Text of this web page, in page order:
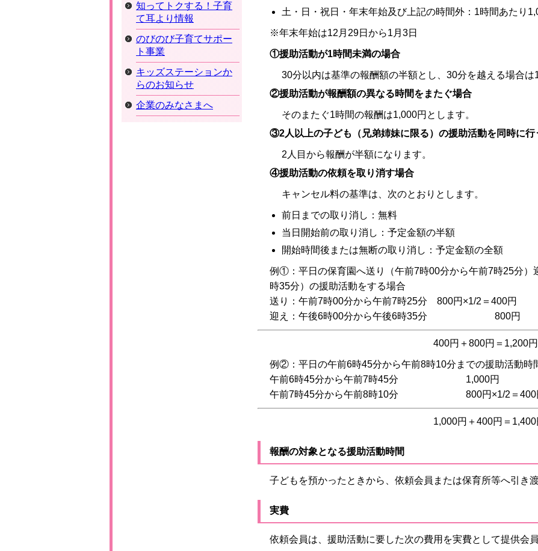
土・日・祝日・年末年始及び上記の時間外：1時間あたり
※年末年始は12月29日から1月3日
①援助活動が1時間未満の場合
30分以内は基準の報酬額の半額とし、30分を越える場合は
②援助活動が報酬額の異なる時間をまたぐ場合
そのまたぐ1時間の報酬は1,000円とします。
③2人以上の子ども（兄弟姉妹に限る）の援助活動を同時に行
2人目から報酬が半額になります。
④援助活動の依頼を取り消す場合
キャンセル料の基準は、次のとおりとします。
前日までの取り消し：無料
当日開始前の取り消し：予定金額の半額
開始時間後または無断の取り消し：予定金額の全額
例①：平日の保育園へ送り（午前7時00分から午前7時25分）
時35分）の援助活動をする場合
送り：午前7時00分から午前7時25分 800円×1/2＝400円
迎え：午後6時00分から午後6時35分 800円
400円＋800円＝1,200円
例②：平日の午前6時45分から午前8時10分までの援助活動時
午前6時45分から午前7時45分 1,000円
午前7時45分から午前8時10分 800円×1/2＝400
1,000円＋400円＝1,400
報酬の対象となる援助活動時間
子どもを預かったときから、依頼会員または保育所等へ引き
実費
依頼会員は、援助活動に要した次の費用を実費として提供会
知ってトクする！子育
て耳より情報
のびのび子育てサポー
ト事業
キッズステーションか
らのお知らせ
企業のみなさまへ